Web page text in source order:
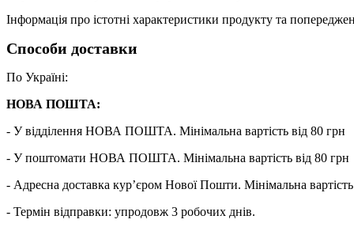
Інформація про істотні характеристики продукту та
Способи доставки
По Україні:
НОВА ПОШТА:
- У відділення НОВА ПОШТА. Мінімальна вартість від 80 грн
- У поштомати НОВА ПОШТА. Мінімальна вартість від 80 грн
- Адресна доставка кур’єром Нової Пошти. Мінімальна вартість
- Термін відправки: упродовж 3 робочих днів.